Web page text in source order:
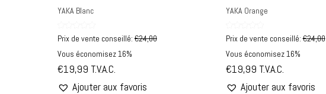
YAKA Blanc
Note
5.00
sur 5
Prix de vente conseillé: €24,00
Vous économisez 16%
€19,99 T.V.A.C.
Ajouter aux favoris
YAKA Orange
Note
5.00
sur 5
Prix de vente conseillé:€24,00
Vous économisez 16%
€19,99 T.V.A.C.
Ajouter aux favoris